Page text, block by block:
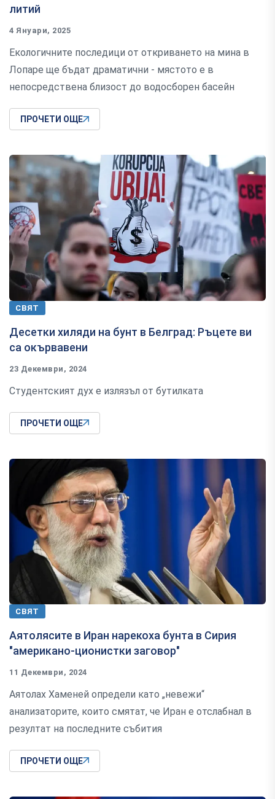
литий
4 Януари, 2025
Екологичните последици от откриването на мина в
Лопаре ще бъдат драматични - мястото е в
непосредствена близост до водосборен басейн
ПРОЧЕТИ ОЩЕ
СВЯТ
Десетки хиляди на бунт в Белград: Ръцете ви
са окървавени
23 Декември, 2024
Студентският дух е излязъл от бутилката
ПРОЧЕТИ ОЩЕ
СВЯТ
Аятолясите в Иран нарекоха бунта в Сирия
"американо-ционистки заговор"
11 Декември, 2024
Аятолах Хаменей определи като „невежи“
анализаторите, които смятат, че Иран е отслабнал в
резултат на последните събития
ПРОЧЕТИ ОЩЕ